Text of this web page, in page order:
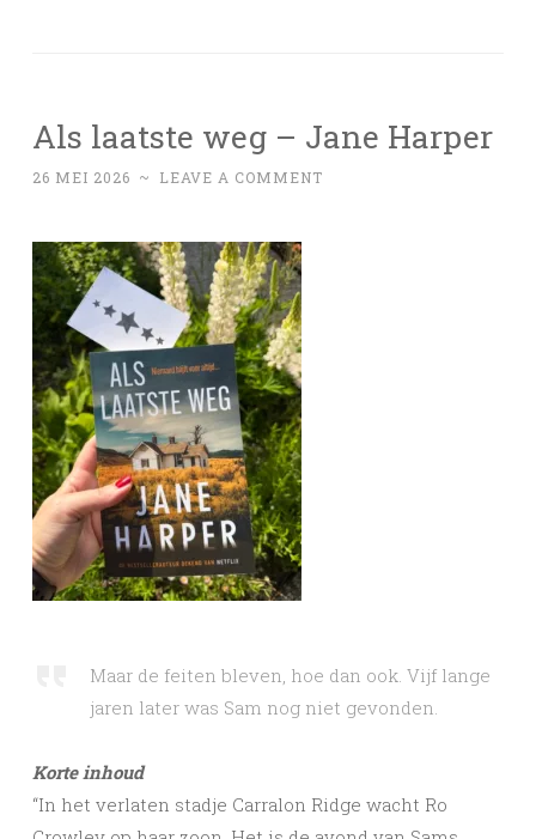
Als laatste weg – Jane Harper
26 MEI 2026 ~ LEAVE A COMMENT
Maar de feiten bleven, hoe dan ook. Vijf lange
jaren later was Sam nog niet gevonden.
Korte inhoud
“In het verlaten stadje Carralon Ridge wacht Ro